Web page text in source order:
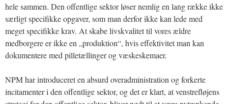
hele sammen. Den offentlige sektor løser nemlig en lang række ikke
særligt specifikke opgaver, som man derfor ikke kan lede med
meget specifikke krav. At skabe livskvalitet til vores ældre
medborgere er ikke en „produktion“, hvis effektivitet man kan
dokumentere med pilletællinger og væskeskemaer.
NPM har introduceret en absurd overadministration og forkerte
incitamenter i den offentlige sektor, og det er klart, at venstrefløjens